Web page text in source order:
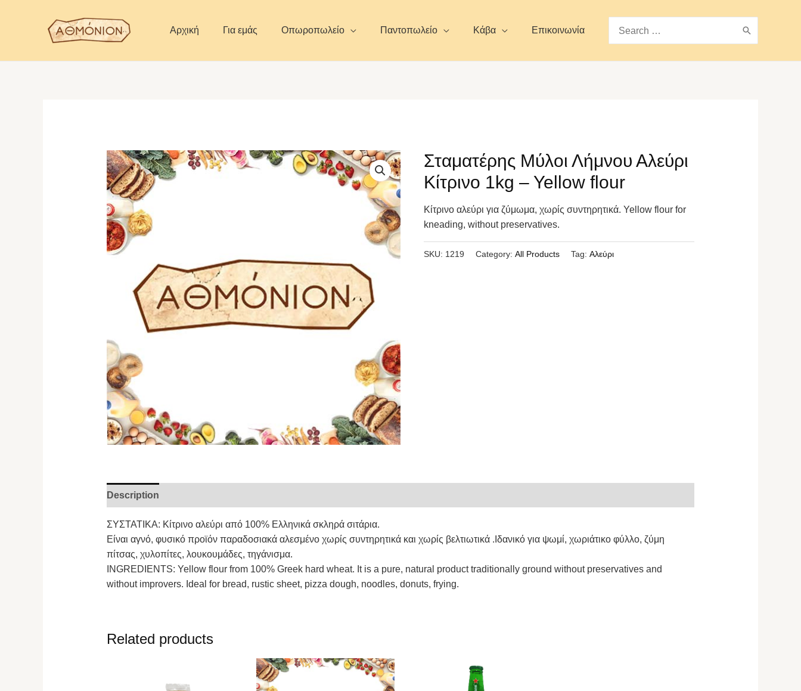
Αρχική Για εμάς Οπωροπωλείο Παντοπωλείο Κάβα Επικοινωνία
for:
Σταματέρης Μύλοι Λήμνου Αλεύρι
Κίτρινο 1kg – Yellow flour
Κίτρινο αλεύρι για ζύμωμα, χωρίς συντηρητικά. Yellow flour for
kneading, without preservatives.
SKU: 1219 Category:All Products Tag:Αλεύρι
Description
ΣΥΣΤΑΤΙΚΑ: Κίτρινο αλεύρι από 100% Ελληνικά σκληρά σιτάρια.
Είναι αγνό, φυσικό προϊόν παραδοσιακά αλεσμένο χωρίς συντηρητικά και χωρίς βελτιωτικά .Ιδανικό για ψωμί, χωριάτικο φύλλο, ζύμη
πίτσας, χυλοπίτες, λουκουμάδες, τηγάνισμα.
INGREDIENTS: Yellow flour from 100% Greek hard wheat. It is a pure, natural product traditionally ground without preservatives and
without improvers. Ideal for bread, rustic sheet, pizza dough, noodles, donuts, frying.
Related products